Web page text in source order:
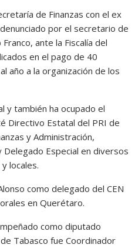
de Finanzas con el ex
por el secretario de
ante la Fiscalía del
en el pago de 40
año a la organización de los
y también ha ocupado el
Directivo Estatal del PRI de
y Administración,
Especial en diversos
locales.
como delegado del CEN
en Querétaro.
como diputado
Tabasco fue Coordinador